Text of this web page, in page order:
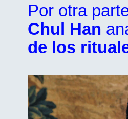
Por otra
Chul Han
de los